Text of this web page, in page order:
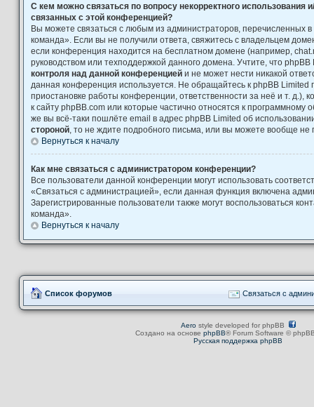
С кем можно связаться по вопросу некорректного использования
связанных с этой конференцией?
Вы можете связаться с любым из администраторов, перечисленных
команда». Если вы не получили ответа, свяжитесь с владельцем
если конференция находится на бесплатном домене (например,
руководством или техподдержкой данного домена. Учтите, что
контроля над данной конференцией и не может нести никакой
данная конференция используется. Не обращайтесь к phpBB Limited
приостановке работы конференции, ответственности за неё и т. д.),
к сайту phpBB.com или которые частично относятся к программному
же вы всё-таки пошлёте email в адрес phpBB Limited об
стороной , то не ждите подробного письма, или вы можете вообще не
Вернуться к началу
Как мне связаться с администратором конференции?
Все пользователи данной конференции могут использовать
«Связаться с администрацией», если данная функция включена
Зарегистрированные пользователи также могут воспользоваться
команда».
Вернуться к началу
Список форумов Связаться с
Aerostyle developed for phpBB
Создано на основе phpBB® Forum Software ©
Русская поддержка phpBB